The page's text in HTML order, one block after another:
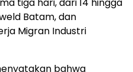
Batam, dan
Migran Industri
bahwa